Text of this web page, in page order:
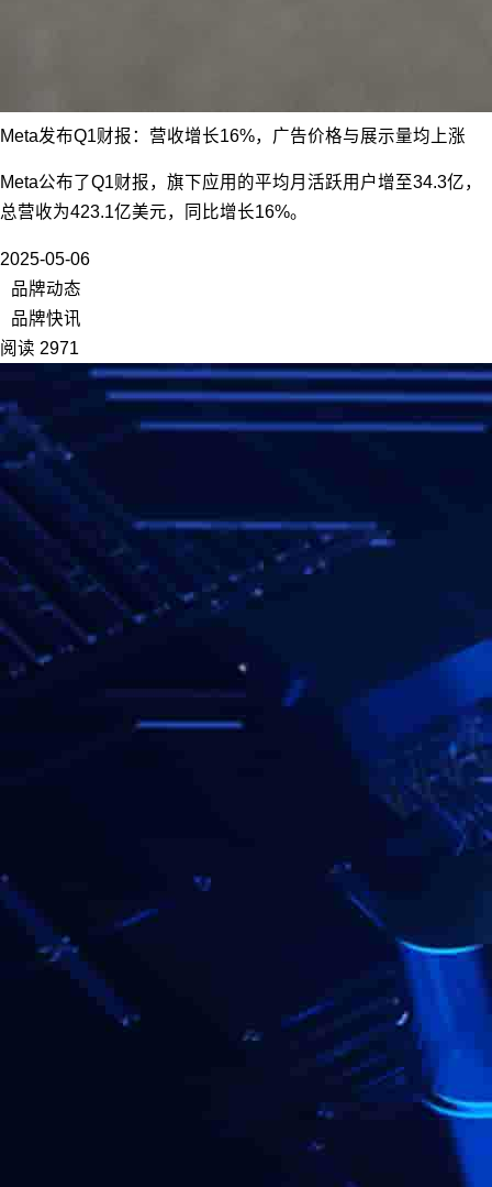
Meta发布Q1财报：营收增长16%，广告价格与展示量均上涨
Meta公布了Q1财报，旗下应用的平均月活跃用户增至34.3亿，
总营收为423.1亿美元，同比增长16%。
2025-05-06
品牌动态
品牌快讯
阅读 2971